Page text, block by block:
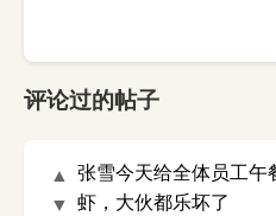
评论过的帖子
▲
▼
张雪今天给全体员工午
虾，大伙都乐坏了